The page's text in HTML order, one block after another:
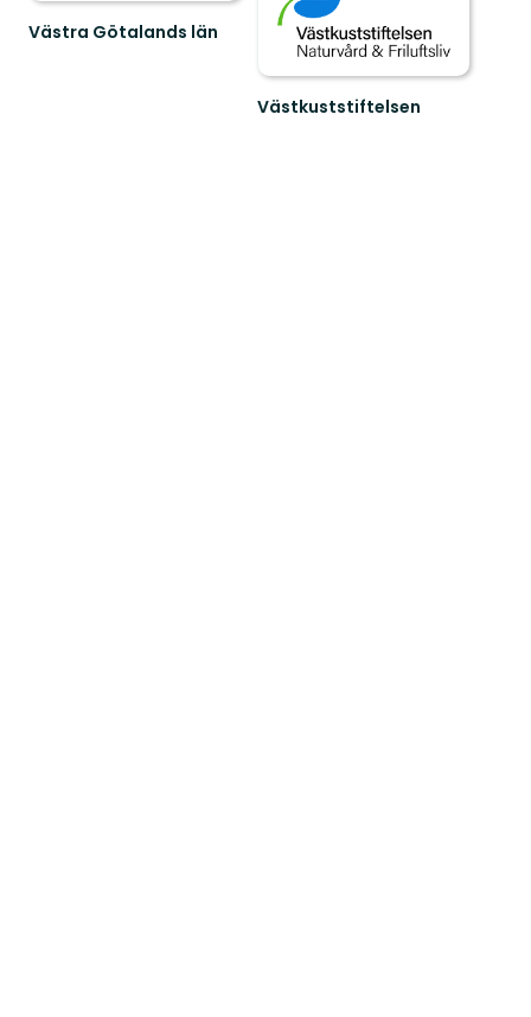
Västra Götalands län
Västkuststiftelsen